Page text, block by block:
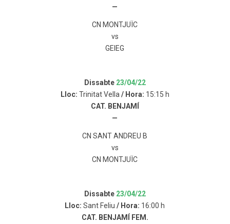
—
CN MONTJUÏC
vs
GEIEG
Dissabte 23/04/22
Lloc: Trinitat Vella / Hora: 15:15 h
CAT. BENJAMÍ
—
CN SANT ANDREU B
vs
CN MONTJUÏC
Dissabte 23/04/22
Lloc:Sant Feliu/ Hora: 16:00 h
CAT. BENJAMÍ FEM.